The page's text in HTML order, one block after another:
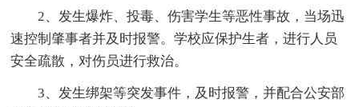
2、发生爆炸、投毒、伤害学生等恶性事故，当场迅
速控制肇事者并及时报警。学校应保护生者，进行人员
安全疏散，对伤员进行救治。
3、发生绑架等突发事件，及时报警，并配合公安部